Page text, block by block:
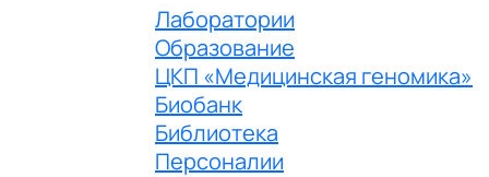
Лаборатории
Образование
ЦКП «Медицинская геномика»
Биобанк
Библиотека
Персоналии